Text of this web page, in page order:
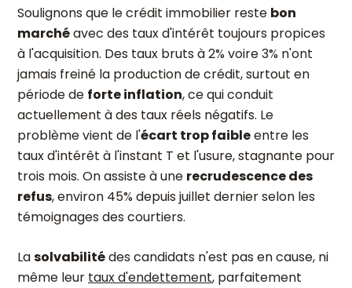
Soulignons que le crédit immobilier reste bon
marchéavec des taux d'intérêt toujours propices
à l'acquisition. Des taux bruts à 2% voire 3% n'ont
jamais freiné la production de crédit, surtout en
période de forte inflation, ce qui conduit
actuellement à des taux réels négatifs. Le
problème vient de l'écart trop faibleentre les
taux d'intérêt à l'instant T et l'usure, stagnante pour
trois mois. On assiste à une recrudescence des
refus, environ 45% depuis juillet dernier selon les
témoignages des courtiers.
Lasolvabilitédes candidats n'est pas en cause, ni
même leur taux d'endettement, parfaitement